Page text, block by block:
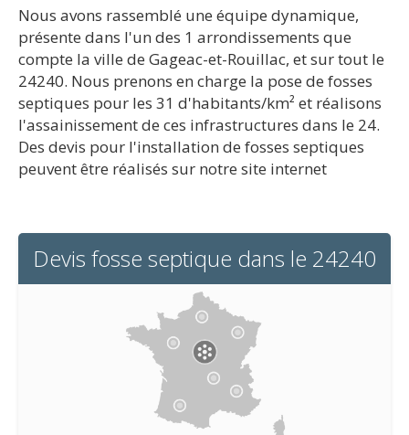
Nous avons rassemblé une équipe dynamique,
présente dans l'un des 1 arrondissements que
compte la ville de Gageac-et-Rouillac, et sur tout le
24240. Nous prenons en charge la pose de fosses
septiques pour les 31 d'habitants/km² et réalisons
l'assainissement de ces infrastructures dans le 24.
Des devis pour l'installation de fosses septiques
peuvent être réalisés sur notre site internet
Devis fosse septique dans le 24240